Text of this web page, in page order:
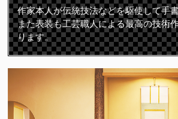
作家本人が伝統技法などを駆使して手
また表装も工芸職人による最高の技術
ります。